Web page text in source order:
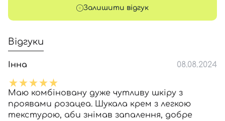
Залишити відгук
Відгуки
Інна 08.08.2024
Маю комбіновану дуже чутливу шкіру з
проявами розацеа. Шукала крем з легкою
текстурою, аби знімав запалення, добре